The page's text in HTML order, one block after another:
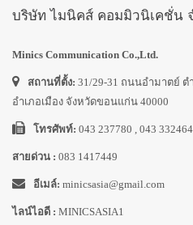
บริษัท ไมนิคส์ คอมมิวนิเคชั่น
Minics Communication Co.,Ltd.
สถานที่ตั้ง: 31/29-31 ถนนอำมาตย์ ต
อำเภอเมือง จังหวัดขอนแก่น 40000
โทรศัพท์: 043 237780 , 043 332464
สายด่วน : 083 1417449
อีเมล์: minicsasia@gmail.com
ไลน์ไอดี : MINICSASIA1